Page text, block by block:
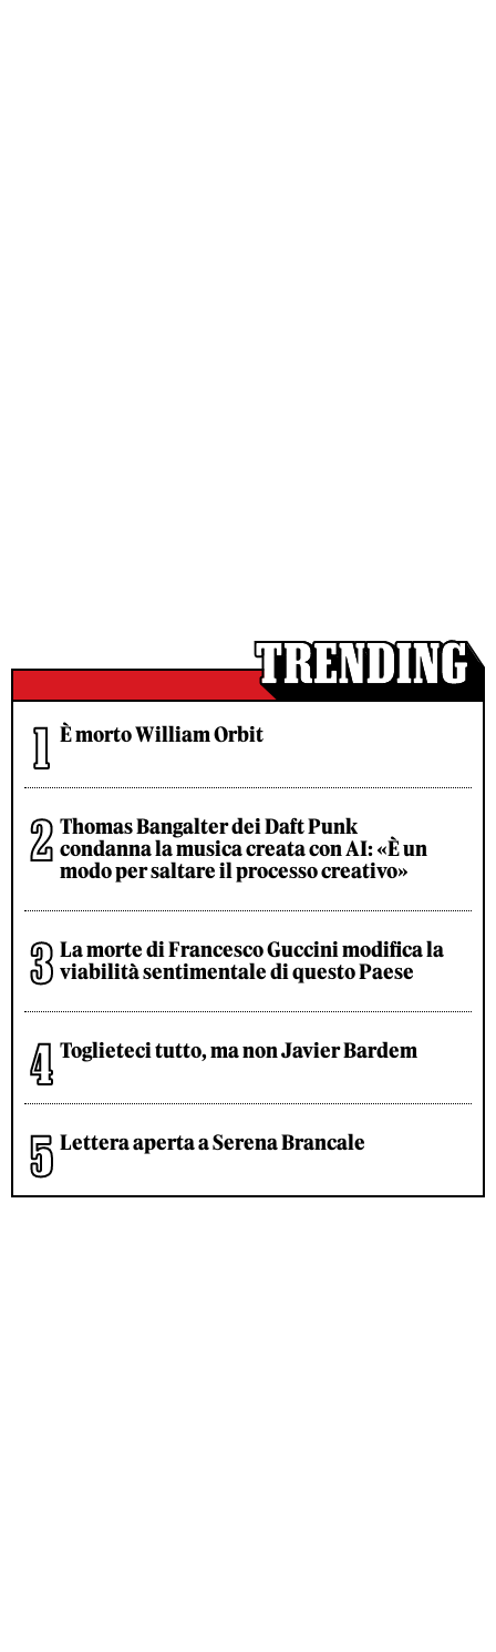
È morto William Orbit
Thomas Bangalter dei Daft Punk
condanna la musica creata con AI: «È un
modo per saltare il processo creativo»
La morte di Francesco Guccini modifica la
viabilità sentimentale di questo Paese
Toglieteci tutto, ma non Javier Bardem
Lettera aperta a Serena Brancale